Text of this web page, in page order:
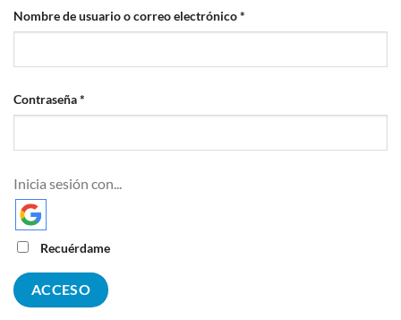
Nombre de usuario o correo electrónico*
Contraseña*
Inicia sesión con...
Recuérdame
ACCESO